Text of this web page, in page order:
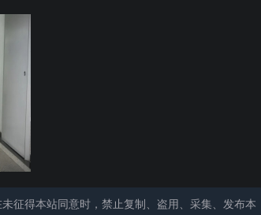
征得本站同意时，禁止复制、盗用、采集、发布本